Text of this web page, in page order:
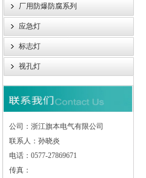
厂用防爆防腐系列
应急灯
标志灯
视孔灯
公司：浙江旗本电气有限公司
联系人：孙晓炎
电话：0577-27869671
传真：